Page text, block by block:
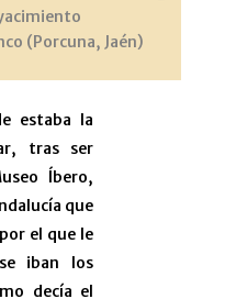
(Porcuna, Jaén)
estaba la
tras ser
Íbero,
que
el que le
iban los
decía el